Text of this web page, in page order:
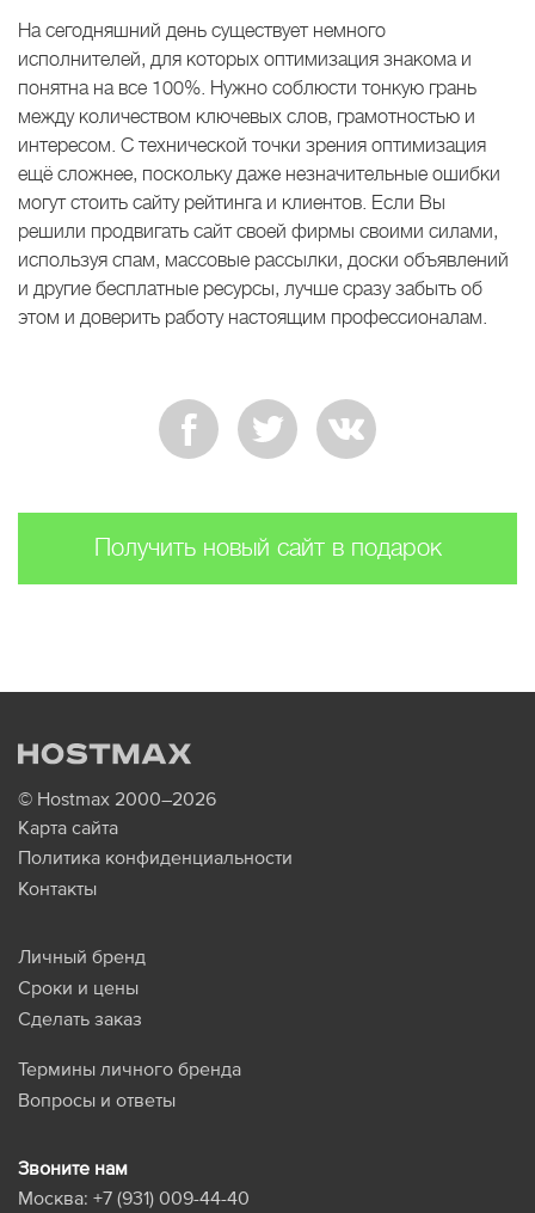
На сегодняшний день существует немного
исполнителей, для которых оптимизация знакома и
понятна на все 100%. Нужно соблюсти тонкую грань
между количеством ключевых слов, грамотностью и
интересом. С технической точки зрения оптимизация
ещё сложнее, поскольку даже незначительные ошибки
могут стоить сайту рейтинга и клиентов. Если Вы
решили продвигать сайт своей фирмы своими силами,
используя спам, массовые рассылки, доски объявлений
и другие бесплатные ресурсы, лучше сразу забыть об
этом и доверить работу настоящим профессионалам.
Получить новый сайт в подарок
© Hostmax 2000–2026
Карта сайта
Политика конфиденциальности
Контакты
Личный бренд
Сроки и цены
Сделать заказ
Термины личного бренда
Вопросы и ответы
Звоните нам
Москва: +7 (931) 009-44-40